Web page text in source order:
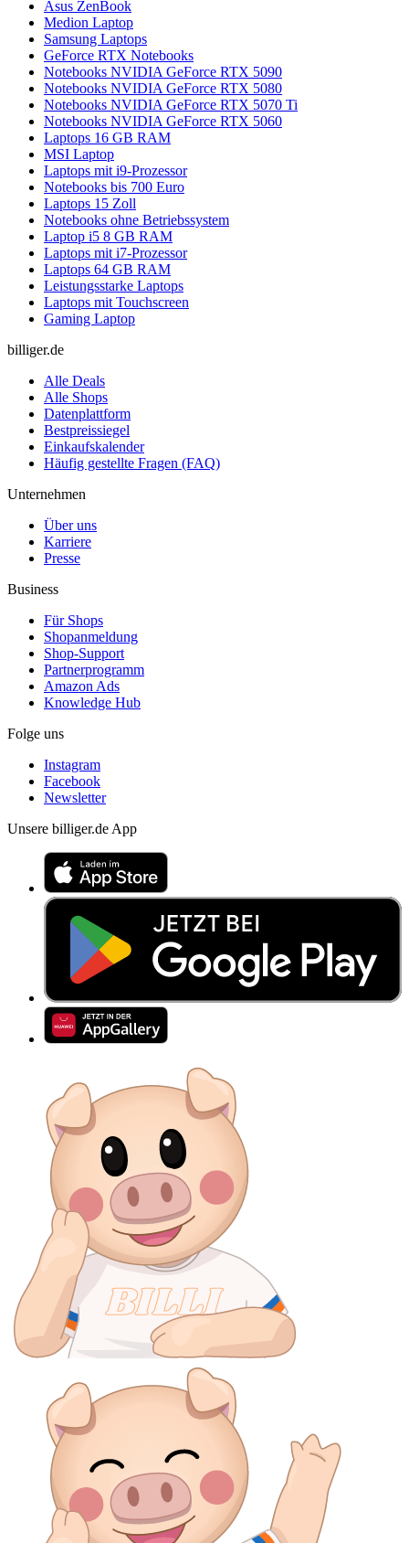
Asus ZenBook
Medion Laptop
Samsung Laptops
GeForce RTX Notebooks
Notebooks NVIDIA GeForce RTX 5090
Notebooks NVIDIA GeForce RTX 5080
Notebooks NVIDIA GeForce RTX 5070 Ti
Notebooks NVIDIA GeForce RTX 5060
Laptops 16 GB RAM
MSI Laptop
Laptops mit i9-Prozessor
Notebooks bis 700 Euro
Laptops 15 Zoll
Notebooks ohne Betriebssystem
Laptop i5 8 GB RAM
Laptops mit i7-Prozessor
Laptops 64 GB RAM
Leistungsstarke Laptops
Laptops mit Touchscreen
Gaming Laptop
billiger.de
Alle Deals
Alle Shops
Datenplattform
Bestpreissiegel
Einkaufskalender
Häufig gestellte Fragen (FAQ)
Unternehmen
Über uns
Karriere
Presse
Business
Für Shops
Shopanmeldung
Shop-Support
Partnerprogramm
Amazon Ads
Knowledge Hub
Folge uns
Instagram
Facebook
Newsletter
Unsere billiger.de App